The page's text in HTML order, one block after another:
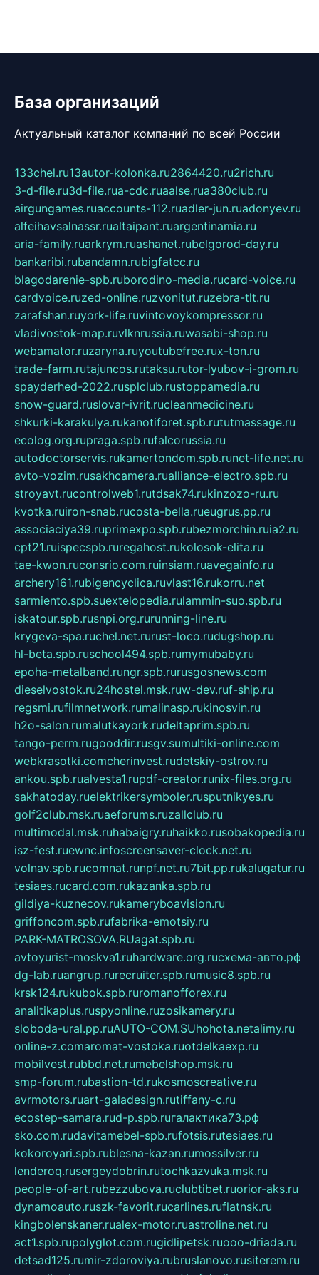
База организаций
Актуальный каталог компаний по всей России
133chel.ru13autor-kolonka.ru2864420.ru2rich.ru
3-d-file.ru3d-file.rua-cdc.ruaalse.rua380club.ru
airgungames.ruaccounts-112.ruadler-jun.ruadonyev.ru
alfeihavsalnassr.rualtaipant.ruargentinamia.ru
aria-family.ruarkrym.ruashanet.rubelgorod-day.ru
bankaribi.rubandamn.rubigfatcc.ru
blagodarenie-spb.ruborodino-media.rucard-voice.ru
cardvoice.ruzed-online.ruzvonitut.ruzebra-tlt.ru
zarafshan.ruyork-life.ruvintovoykompressor.ru
vladivostok-map.ruvlknrussia.ruwasabi-shop.ru
webamator.ruzaryna.ruyoutubefree.rux-ton.ru
trade-farm.rutajuncos.rutaksu.rutor-lyubov-i-grom.ru
spayderhed-2022.rusplclub.rustoppamedia.ru
snow-guard.ruslovar-ivrit.rucleanmedicine.ru
shkurki-karakulya.rukanotiforet.spb.rututmassage.ru
ecolog.org.rupraga.spb.rufalcorussia.ru
autodoctorservis.rukamertondom.spb.runet-life.net.ru
avto-vozim.rusakhcamera.rualliance-electro.spb.ru
stroyavt.rucontrolweb1.rutdsak74.rukinzozo-ru.ru
kvotka.ruiron-snab.rucosta-bella.rueugrus.pp.ru
associaciya39.ruprimexpo.spb.rubezmorchin.ruia2.ru
cpt21.ruispecspb.ruregahost.rukolosok-elita.ru
tae-kwon.ruconsrio.com.ruinsiam.ruavegainfo.ru
archery161.rubigencyclica.ruvlast16.rukorru.net
sarmiento.spb.suextelopedia.rulammin-suo.spb.ru
iskatour.spb.rusnpi.org.rurunning-line.ru
krygeva-spa.ruchel.net.rurust-loco.rudugshop.ru
hl-beta.spb.ruschool494.spb.rumymubaby.ru
epoha-metalband.rungr.spb.rurusgosnews.com
dieselvostok.ru24hostel.msk.ruw-dev.ruf-ship.ru
regsmi.rufilmnetwork.rumalinasp.rukinosvin.ru
h2o-salon.rumalutkayork.rudeltaprim.spb.ru
tango-perm.rugooddir.rusgv.sumultiki-online.com
webkrasotki.comcherinvest.rudetskiy-ostrov.ru
ankou.spb.rualvesta1.rupdf-creator.runix-files.org.ru
sakhatoday.ruelektrikersymboler.rusputnikyes.ru
golf2club.msk.ruaeforums.ruzallclub.ru
multimodal.msk.ruhabaigry.ruhaikko.rusobakopedia.ru
isz-fest.ruewnc.infoscreensaver-clock.net.ru
volnav.spb.rucomnat.runpf.net.ru7bit.pp.rukalugatur.ru
tesiaes.rucard.com.rukazanka.spb.ru
gildiya-kuznecov.rukameryboavision.ru
griffoncom.spb.rufabrika-emotsiy.ru
PARK-MATROSOVA.RUagat.spb.ru
avtoyurist-moskva1.ruhardware.org.ruсхема-авто.рф
dg-lab.ruangrup.rurecruiter.spb.rumusic8.spb.ru
krsk124.rukubok.spb.ruromanofforex.ru
analitikaplus.ruspyonline.ruzosikamery.ru
sloboda-ural.pp.ruAUTO-COM.SUhohota.netalimy.ru
online-z.comaromat-vostoka.ruotdelkaexp.ru
mobilvest.rubbd.net.rumebelshop.msk.ru
smp-forum.rubastion-td.rukosmoscreative.ru
avrmotors.ruart-galadesign.rutiffany-c.ru
ecostep-samara.rud-p.spb.ruгалактика73.рф
sko.com.rudavitamebel-spb.rufotsis.rutesiaes.ru
kokoroyari.spb.rublesna-kazan.rumossilver.ru
lenderoq.rusergeydobrin.rutochkazvuka.msk.ru
people-of-art.rubezzubova.ruclubtibet.ruorior-aks.ru
dynamoauto.ruszk-favorit.rucarlines.ruflatnsk.ru
kingbolenskaner.rualex-motor.ruastroline.net.ru
act1.spb.rupolyglot.com.rugidlipetsk.ruooo-driada.ru
detsad125.rumir-zdoroviya.rubruslanovo.rusiterem.ru